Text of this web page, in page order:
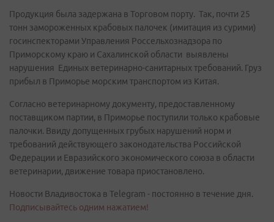
Продукция была задержана в Торговом порту. Так, почти 25
тонн замороженных крабовых палочек (имитация из сурими)
госинспекторами Управления Россельхознадзора по
Приморскому краю и Сахалинской области выявлены
нарушения Единых ветеринарно-санитарных требований. Груз
прибыл в Приморье морским транспортом из Китая.
Согласно ветеринарному документу, предоставленному
поставщиком партии, в Приморье поступили только крабовые
палочки. Ввиду допущенных грубых нарушений норм и
требований действующего законодательства Российской
Федерации и Евразийского экономического союза в области
ветеринарии, движение товара приостановлено.
Новости Владивостока в Telegram - постоянно в течение дня.
Подписывайтесь одним нажатием!